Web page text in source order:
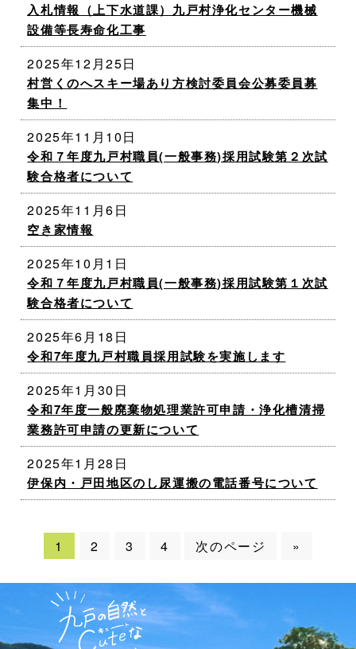
入札情報（上下水道課）九戸村浄化センター機械
設備等長寿命化工事
2025年12月25日
村営くのへスキー場あり方検討委員会公募委員募
集中！
2025年11月10日
令和７年度九戸村職員(一般事務)採用試験第２次試
験合格者について
2025年11月6日
空き家情報
2025年10月1日
令和７年度九戸村職員(一般事務)採用試験第１次試
験合格者について
2025年6月18日
令和7年度九戸村職員採用試験を実施します
2025年1月30日
令和7年度一般廃棄物処理業許可申請・浄化槽清掃
業務許可申請の更新について
2025年1月28日
伊保内・戸田地区のし尿運搬の電話番号について
1 2 3 4 次のページ »